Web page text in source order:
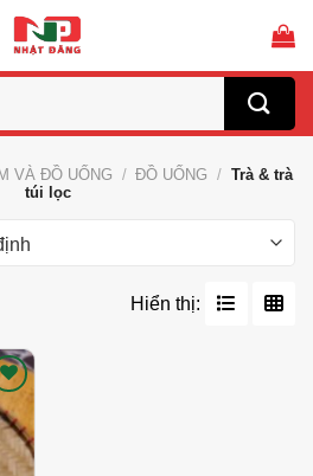
VÀ ĐỒ UỐNG / ĐỒ UỐNG / Trà & trà
túi lọc
Hiển thị: